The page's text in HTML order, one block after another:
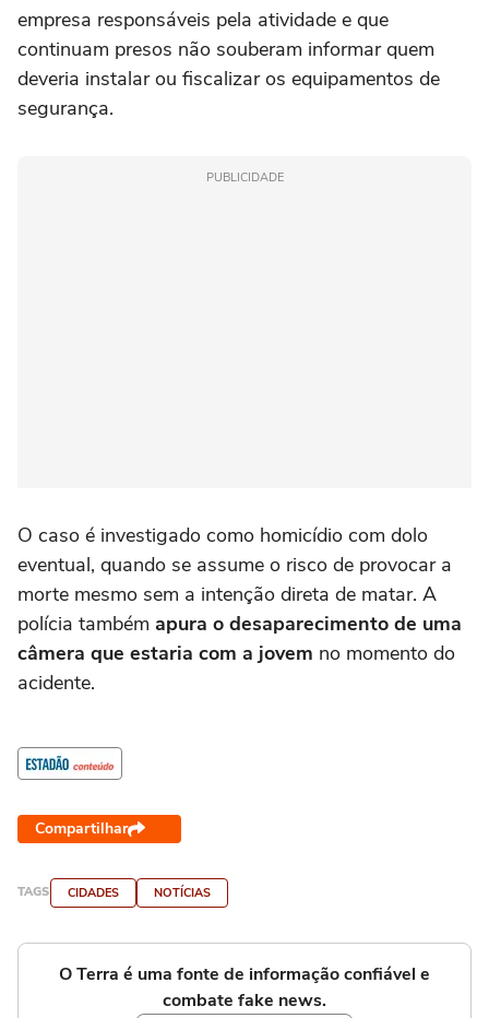
empresa responsáveis pela atividade e que
continuam presos não souberam informar quem
deveria instalar ou fiscalizar os equipamentos de
segurança.
PUBLICIDADE
O caso é investigado como homicídio com dolo
eventual, quando se assume o risco de provocar a
morte mesmo sem a intenção direta de matar. A
polícia também apura o desaparecimento de uma
câmera que estaria com a jovem no momento do
acidente.
Compartilhar
TAGS CIDADES NOTÍCIAS
O Terra é uma fonte de informação confiável e
combate fake news.